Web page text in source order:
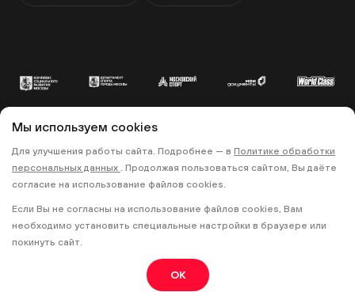
Фестивальная площадка на
бульваре Дмитрия Донского
Стан»
© 2022 «МОСКОВСКИЙ СПОРТ»
• ПОЛИТИКА КОНФИДЕНЦИАЛЬНОСТИ •
ПРАВИЛА ЗАПИСИ НА ТРЕНИРОВКИ
Мы используем cookies
Для улучшения работы сайта. Подробнее — в Политике обработки
персональных данных . Продолжая пользоваться сайтом, Вы даёте
согласие на использование файлов cookies.
Если Вы не согласны на использование файлов cookies, Вам
необходимо установить специальные настройки в браузере или
покинуть сайт.
OK